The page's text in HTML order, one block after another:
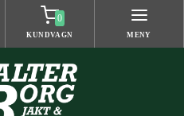
0
KUNDVAGN MENY